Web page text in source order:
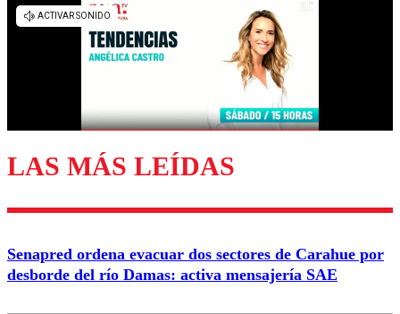
diálogo respetuoso.
Enviar comentario
LAS MÁS LEÍDAS
Senapred ordena evacuar dos sectores de Carahue por
desborde del río Damas: activa mensajería SAE